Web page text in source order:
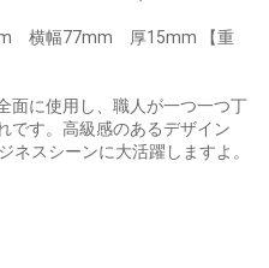
横幅77mm 厚15mm 【重
面に使用し、職人が一つ一つ丁
です。高級感のあるデザイン
ネスシーンに大活躍しますよ。